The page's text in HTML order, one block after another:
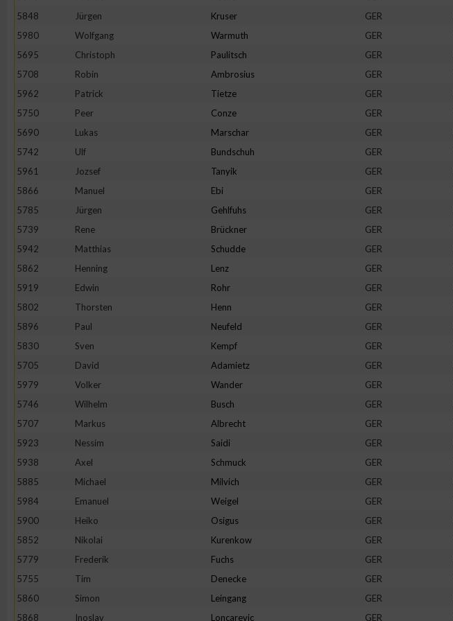
5848
Jürgen Kruser GER
5980
Wolfgang Warmuth GER
5695
Christoph Paulitsch GER
5708
Robin Ambrosius GER
5962
Patrick Tietze GER
5750
Peer Conze GER
5690
Lukas Marschar GER
5742
Ulf Bundschuh GER
5961
Jozsef Tanyik GER
5866
Manuel Ebi GER
5785
Jürgen Gehlfuhs GER
5739
Rene Brückner GER
5942
Matthias Schudde GER
5862
Henning Lenz GER
5919
Edwin Rohr GER
5802
Thorsten Henn GER
5896
Paul Neufeld GER
5830
Sven Kempf GER
5705
David Adamietz GER
5979
Volker Wander GER
5746
Wilhelm Busch GER
5707
Markus Albrecht GER
5923
Nessim Saidi GER
5938
Axel Schmuck GER
5885
Michael Milvich GER
5984
Emanuel Weigel GER
5900
Heiko Osigus GER
5852
Nikolai Kurenkow GER
5779
Frederik Fuchs GER
5755
Tim Denecke GER
5860
Simon Leingang GER
5868
Inoslav Loncarevic GER
Verwendung von Profilen zur Auswahl personalisierter Inhalte
Messung der Werbeleistung
Messung der Performance von Inhalten
Analyse von Zielgruppen durch Statistiken oder Kombinationen von Daten aus
verschiedenen Quellen
Verwendung reduzierter Daten zur Auswahl von Inhalten
Verwendung genauer Standortdaten
Geräte anhand von aktiv angeforderten Informationen identifizieren
Notwendig
Performance
Werbung